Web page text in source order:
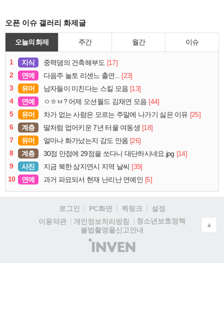
오픈 이슈 갤러리 화제글
오늘의 화제 주간 월간 이슈
1 지식 중력댐의 건축해부도 [17]
2
연예 다음주 놀토 리센느 출연...
[23]
3
유머 남자들이 미친다는 스킬 모음 [13]
4
연예 ㅇㅎㅂ? 어제 오션월드 김채연 모음 [44]
5
유머 차가 없는 사람은 모르는 주말에 나가기 싫은 이유 [25]
6
계층 딸처럼 업어키운 7년 터울 여동생 [18]
7
유머 얼마나 화가났는지 감도 안옴 [26]
8
계층 30점 만점에 29점을 쏘다니 대단하시네요.jpg [14]
9
사진 지금 북한 삼지연시 지역 날씨 [39]
10
연예 과거 파묘되서 현재 난리난 연예인 [5]
로그인 PC화면 퀵링크
설정
이용약관
개인정보처리방침
청소년보호정책
불법촬영물신고안내
(주)
인
▲